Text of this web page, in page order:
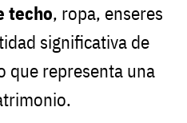
techo, ropa, enseres
significativa de
que representa una